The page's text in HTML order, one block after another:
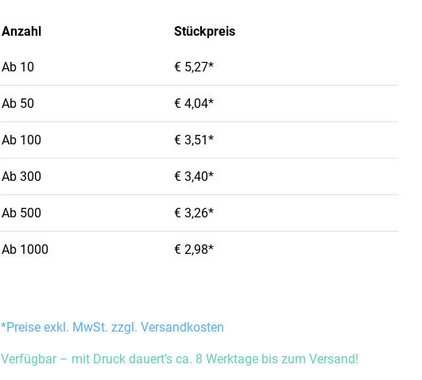
Anzahl Stückpreis
Ab 10 € 5,27*
Ab 50 € 4,04*
Ab 100 € 3,51*
Ab 300 € 3,40*
Ab 500 € 3,26*
Ab 1000 € 2,98*
*Preise exkl. MwSt. zzgl. Versandkosten
Verfügbar – mit Druck dauert’s ca. 8 Werktage bis zum Versand!